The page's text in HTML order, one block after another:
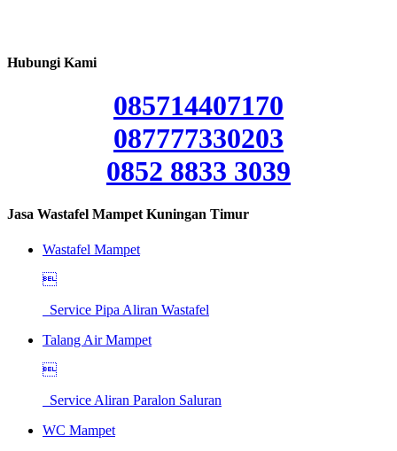
Hubungi Kami
085714407170
087777330203
0852 8833 3039
Jasa Wastafel Mampet Kuningan Timur
Wastafel Mampet

Service Pipa Aliran Wastafel
Talang Air Mampet

Service Aliran Paralon Saluran
WC Mampet